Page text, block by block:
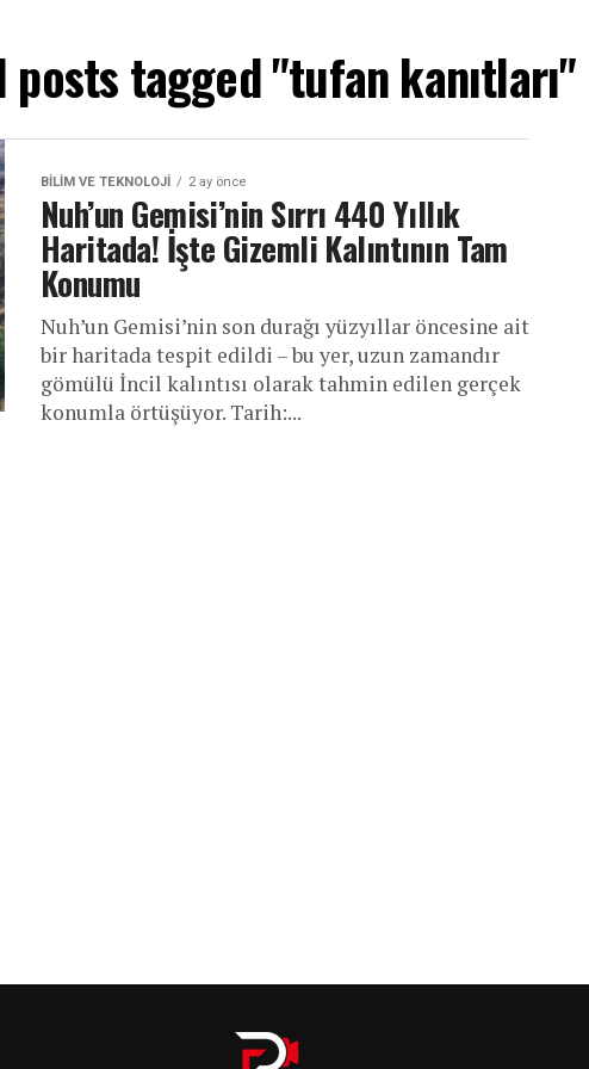
posts tagged "tufan kanıtları"
BILIM VE TEKNOLOJI 2 ay önce
Nuh’un Gemisi’nin Sırrı 440 Yıllık
Haritada! İşte Gizemli Kalıntının Tam
Konumu
Nuh’un Gemisi’nin son durağı yüzyıllar öncesine ait
bir haritada tespit edildi – bu yer, uzun zamandır
gömülü İncil kalıntısı olarak tahmin edilen gerçek
konumla örtüşüyor. Tarih:...